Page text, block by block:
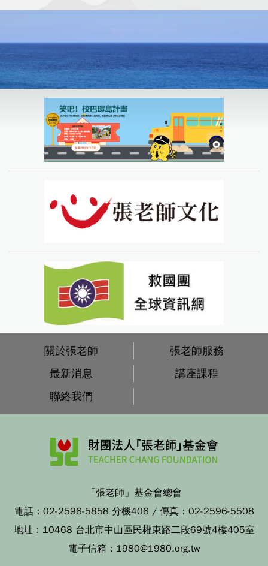
關於張老師
張老師服務
最新消息
講座課程
聯絡我們
「張老師」基金會總會
電話： 02-2596-5858 分機406 / 傳真： 02-2596-5508
地址： 10468 台北市中山區民權東路二段69號4樓405室
電子信箱： 1980@1980.org.tw